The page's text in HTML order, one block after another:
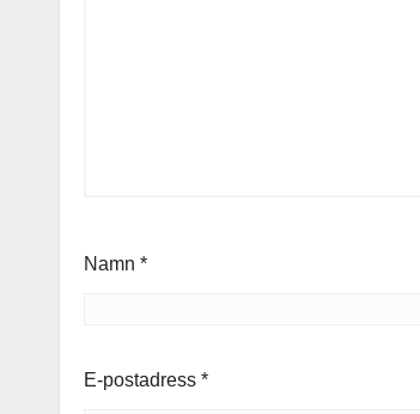
Namn *
E-postadress *